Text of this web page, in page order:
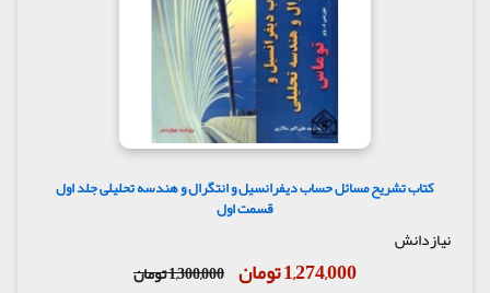
کتاب تشریح مسائل حساب دیفرانسیل و انتگرال و هندسه تحلیلی جلد اول
قسمت اول
نیازدانش
1,274,000 تومان 1,300,000 تومان